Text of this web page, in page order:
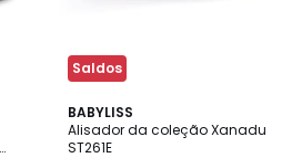
Saldos
BABYLISS
Alisador da coleção Xanadu
ST261E
4,8
/ 5